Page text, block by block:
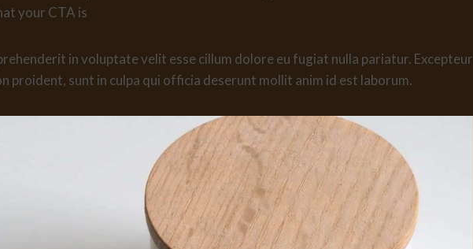
your CTA is
in voluptate velit esse cillum dolore eu fugiat nulla pariatur. Excepteur
proident, sunt in culpa qui officia deserunt mollit anim id est laborum.